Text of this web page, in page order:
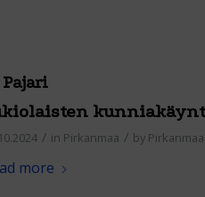
Pajari
/ in Pirkanmaa / by Pirkanmaa
more